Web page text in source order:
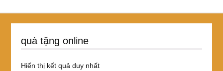
quà tặng online
Hiển thị kết quả duy nhất